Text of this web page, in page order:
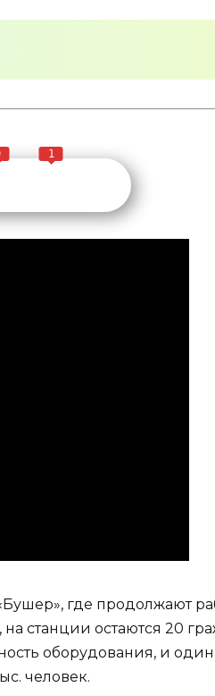
1
где продолжают
станции остаются 20
оборудования, и один
человек.